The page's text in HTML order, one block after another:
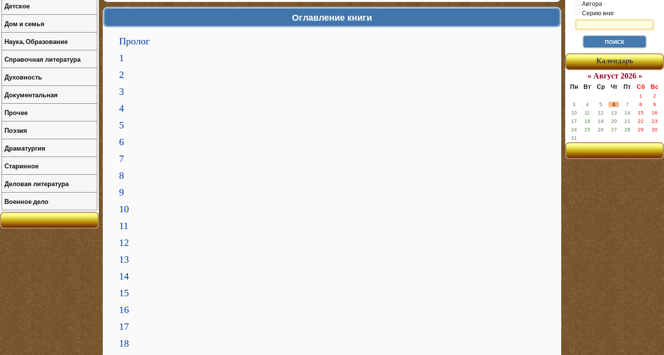
Оглавление книги
Пролог
1
2
3
4
5
6
7
8
9
10
11
12
13
14
15
16
17
18
Автора
Серию книг
Календарь
« Август 2026 »
Пн Вт Ср Чт Пт Сб Вс
1
2
3
4 5 6 7 8
9
10
11 12 13 14 15
16
17
18 19 20 21 22
23
24
25 26 27 28 29
30
31
Детское
Дом и семья
Наука, Образование
Справочная литература
Духовность
Документальная
Прочее
Поэзия
Драматургия
Старинное
Деловая литература
Военное дело